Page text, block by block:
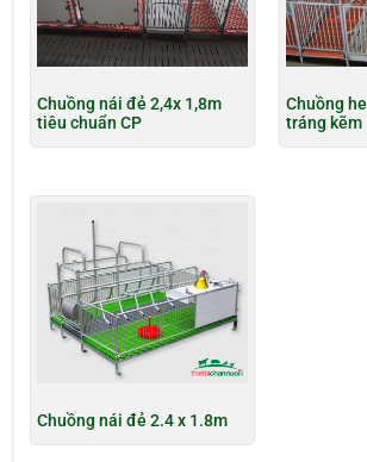
Chuồng nái đẻ 2,4x 1,8m
tiêu chuẩn CP
Chuồng
tráng kẽm
Chuồng nái đẻ 2.4 x 1.8m